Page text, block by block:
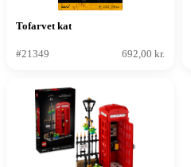
Tofarvet kat
#21349 692,00 kr.